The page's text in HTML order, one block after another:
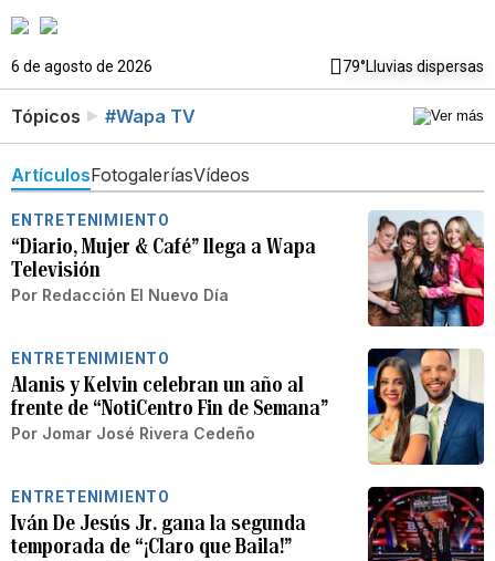
6 de agosto de 2026 79°Lluvias dispersas
Tópicos #Wapa TV
ArtículosFotogaleríasVídeos
ENTRETENIMIENTO
“Diario, Mujer & Café” llega a Wapa
Televisión
Por Redacción El Nuevo Día
ENTRETENIMIENTO
Alanis y Kelvin celebran un año al
frente de “NotiCentro Fin de Semana”
Por Jomar José Rivera Cedeño
ENTRETENIMIENTO
Iván De Jesús Jr. gana la segunda
temporada de “¡Claro que Baila!”